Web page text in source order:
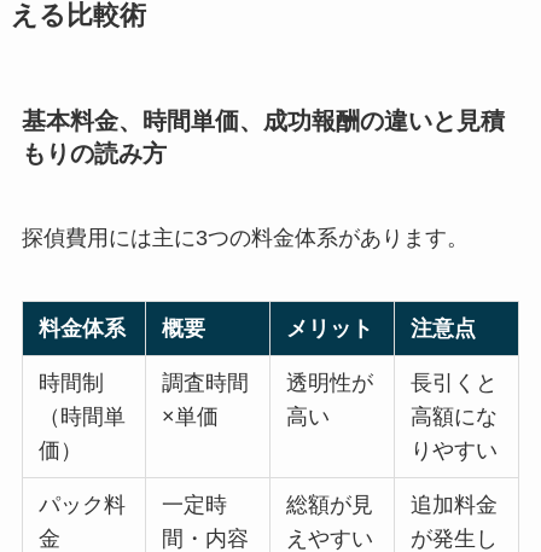
える比較術
基本料金、時間単価、成功報酬の違いと見積
もりの読み方
探偵費用には主に3つの料金体系があります。
料金体系 概要 メリット 注意点
時間制
（時間単
価）
調査時間
×単価
透明性が
高い
長引くと
高額にな
りやすい
パック料
金
一定時
間・内容
総額が見
えやすい
追加料金
が発生し